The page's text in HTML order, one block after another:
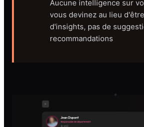
Aucune intelligence sur
vous devinez au lieu
d'insights, pas de
recommandations